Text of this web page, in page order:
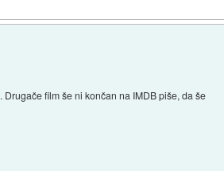
. Drugače film še ni končan na IMDB piše, da še